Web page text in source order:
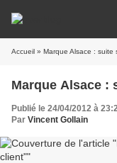
Accueil » Marque Alsace : suite
Marque Alsace
Publié le 24/04/2012 à
Par Vincent Gollain